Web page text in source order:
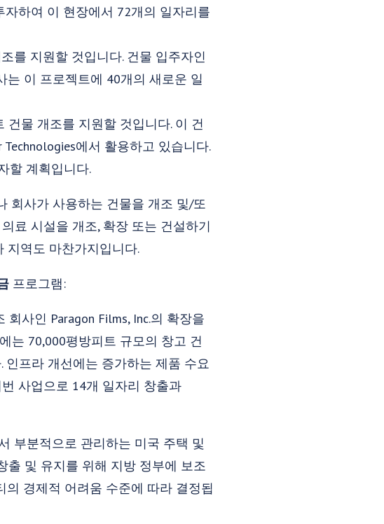
자하여 이 현장에서 72개의 일자리를
를 지원할 것입니다. 건물 입주자인
는 이 프로젝트에 40개의 새로운 일
건물 개조를 지원할 것입니다. 이 건
에서 활용하고 있습니다.
할 계획입니다.
회사가 사용하는 건물을 개조 및/또
료 시설을 개조, 확장 또는 건설하기
지역도 마찬가지입니다.
프로그램:
사인 Paragon Films, Inc.의 확장을
는 70,000평방피트 규모의 창고 건
프라 개선에는 증가하는 제품 수요
사업으로 14개 일자리 창출과
부분적으로 관리하는 미국 주택 및
출 및 유지를 위해 지방 정부에 보조
경제적 어려움 수준에 따라 결정됩